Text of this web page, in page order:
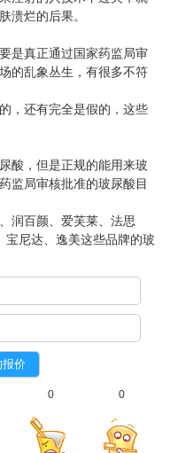
溃烂的后果。
是真正通过国家药监局审
的乱象丛生，有很多不符
，还有完全是假的，这些
酸，但是正规的能用来玻
监局审核批准的玻尿酸目
润百颜、爱芙莱、法思
宝尼达、逸美这些品牌的玻
0 0